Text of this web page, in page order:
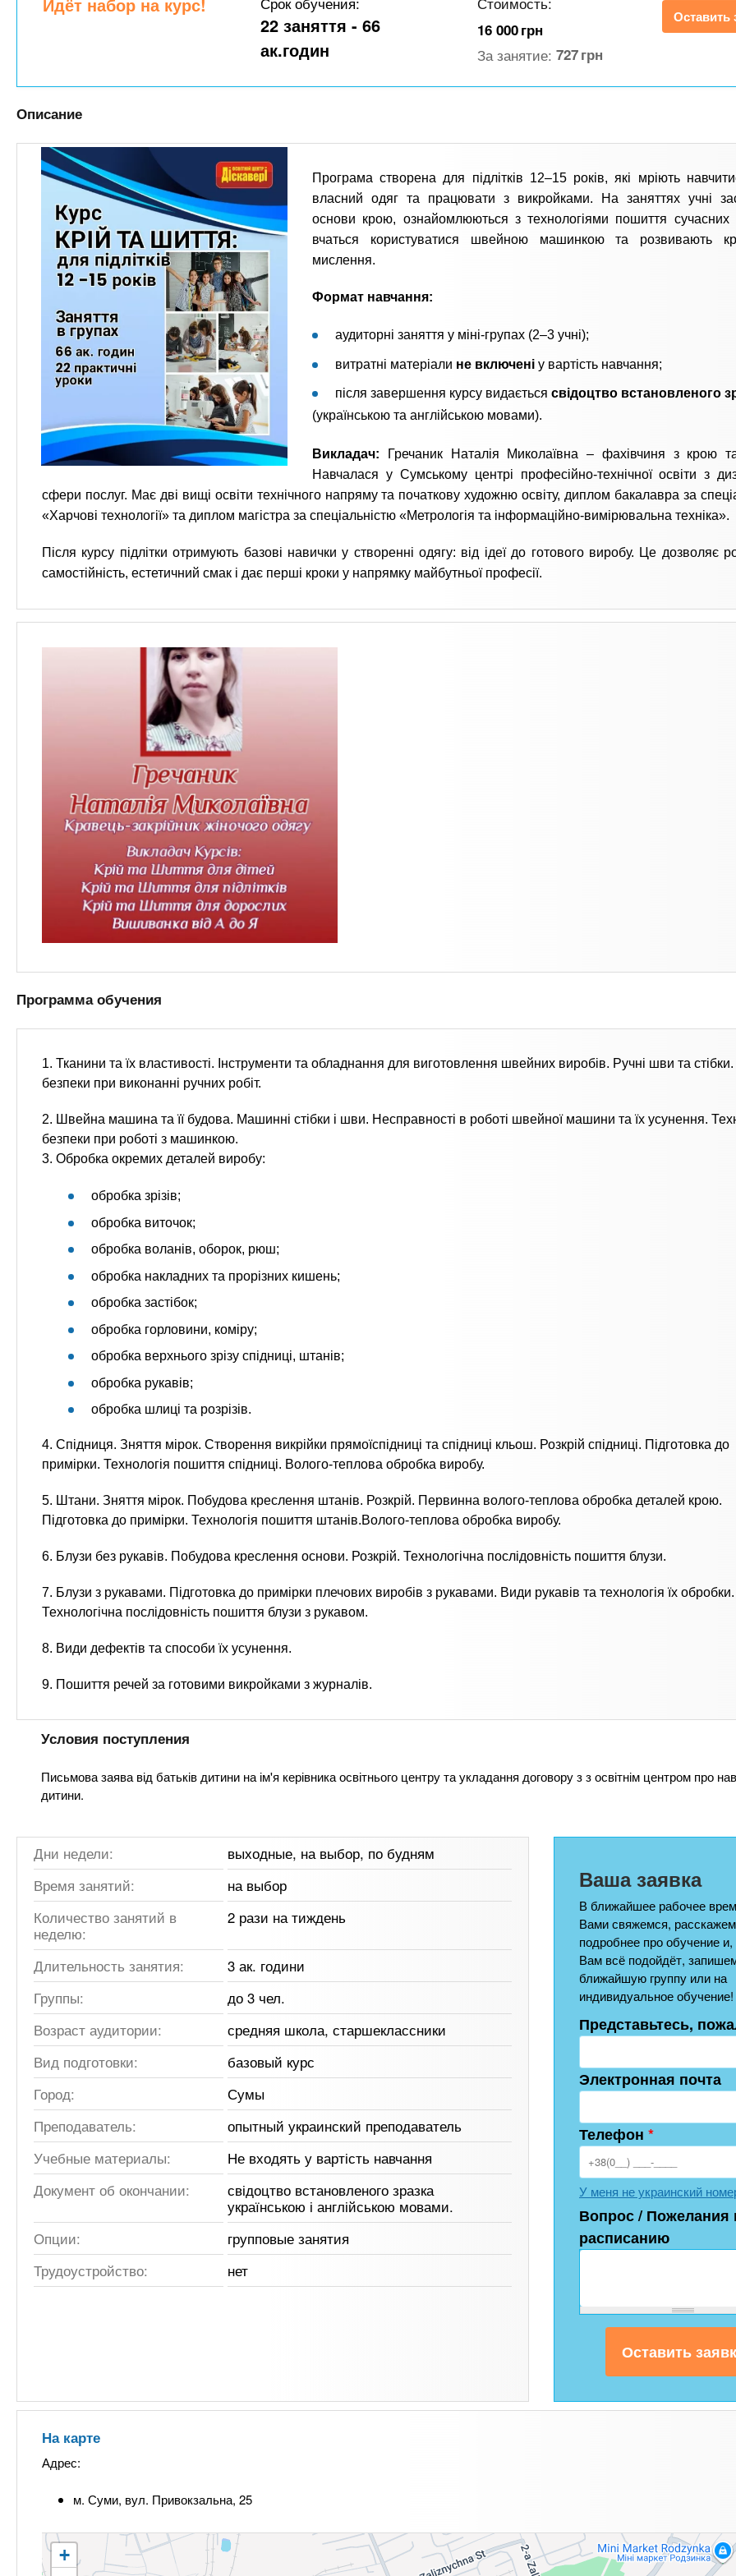
n
s
.
в
е
д
е
22 заняття - 66
ак.годин
16 000грн
За занятие:727грн
Оставить
Описание
Програма створена для підлітків 12–15 років, які мріють
власний одяг та працювати з викройками. На заняттях учні
основи крою, ознайомлюються з технологіями пошиття сучасних
вчаться користуватися швейною машинкою та розвивають
мислення.
Формат навчання:
аудиторні заняття у міні-групах (2–3 учні);
витратні матеріали не включені у вартість навчання;
після завершення курсу видається свідоцтво встановленого
(українською та англійською мовами).
Викладач:
Гречаник Наталія Миколаївна – фахівчиня з крою
Навчалася у Сумському центрі професійно-технічної освіти з
сфери послуг. Має дві вищі освіти технічного напряму та початкову художню освіту, диплом бакалавра за
«Харчові технології» та диплом магістра за спеціальністю «Метрологія та інформаційно-вимірювальна техніка».
Після курсу підлітки отримують базові навички у створенні одягу: від ідеї до готового виробу. Це дозволяє
самостійність, естетичний смак і дає перші кроки у напрямку майбутньої професії.
Программа обучения
1. Тканини та їх властивості. Інструменти та обладнання для виготовлення швейних виробів. Ручні шви та стібки.
безпеки при виконанні ручних робіт.
2. Швейна машина та її будова. Машинні стібки і шви. Несправності в роботі швейної машини та їх усунення.
безпеки при роботі з машинкою.
3. Обробка окремих деталей виробу:
обробка зрізів;
обробка виточок;
обробка воланів, оборок, рюш;
обробка накладних та прорізних кишень;
обробка застібок;
обробка горловини, коміру;
обробка верхнього зрізу спідниці, штанів;
обробка рукавів;
обробка шлиці та розрізів.
4. Спідниця. Зняття мірок. Створення викрійки прямоїспідниці та спідниці кльош. Розкрій спідниці. Підготовка до
примірки. Технологія пошиття спідниці. Волого-теплова обробка виробу.
5. Штани. Зняття мірок. Побудова креслення штанів. Розкрій. Первинна волого-теплова обробка деталей крою.
Підготовка до примірки. Технологія пошиття штанів.Волого-теплова обробка виробу.
6. Блузи без рукавів. Побудова креслення основи. Розкрій. Технологічна послідовність пошиття блузи.
7. Блузи з рукавами. Підготовка до примірки плечових виробів з рукавами. Види рукавів та технологія їх обробки.
Технологічна послідовність пошиття блузи з рукавом.
8. Види дефектів та способи їх усунення.
9. Пошиття речей за готовими викройками з журналів.
Условия поступления
Письмова заява від батьків дитини на ім'я керівника освітнього центру та укладання договору з з освітнім центром про
дитини.
Дни недели:
выходные, на выбор, по будням
Время занятий:
на выбор
Количество занятий в
неделю:
2 рази на тиждень
Длительность занятия:
3 ак. години
Группы:
до 3 чел.
Возраст аудитории:
средняя школа, старшеклассники
Вид подготовки:
базовый курс
Город:
Сумы
Преподаватель:
опытный украинский преподаватель
Учебные материалы:
Не входять у вартість навчання
Документ об окончании:
свідоцтво встановленого зразка
українською і англійською мовами.
Опции:
групповые занятия
Трудоустройство:
нет
Ваша заявка
В ближайшее рабочее
Вами свяжемся, расскажем
подробнее про обучение
Вам всё подойдёт,
ближайшую группу или на
индивидуальное обучение!
Представьтесь,
Электронная почта
Телефон *
У меня не украинский
Вопрос / Пожелания
расписанию
На карте
Адрес:
м. Суми, вул. Привокзальна, 25
+